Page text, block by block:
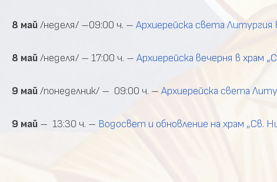
8 май/неделя/ –09:00 ч. – Архиерейска света Литургия
8 май/неделя/ – 17:00 ч. – Архиерейска вечерня в храм
9 май/понеделник/ – 09:00 ч. – Архиерейска света
9 май – 13:30 ч. – Водосвет и обновление на храм „Св.